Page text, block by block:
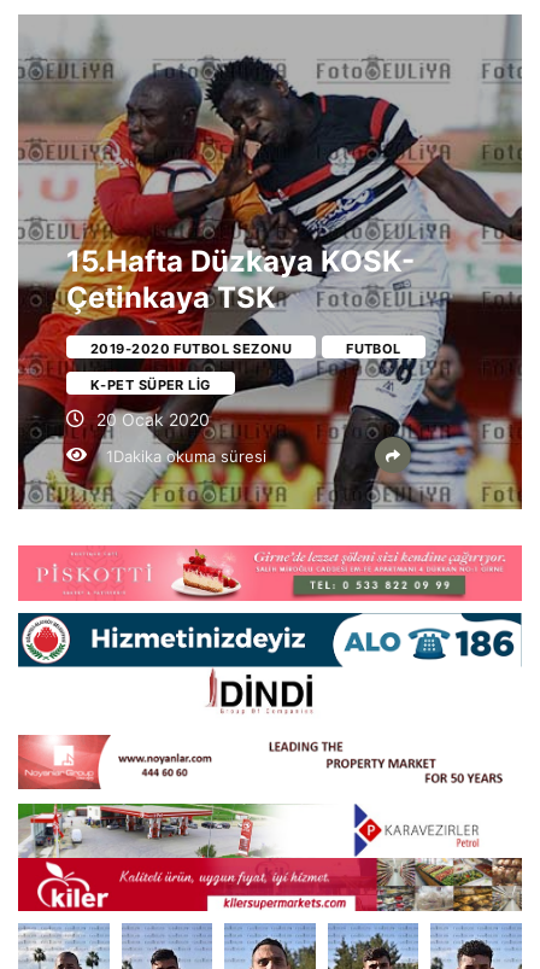
15.Hafta Düzkaya KOSK-
Çetinkaya TSK
2019-2020 FUTBOL SEZONU FUTBOL
K-PET SÜPER LIG
20 Ocak 2020
1Dakika okuma süresi